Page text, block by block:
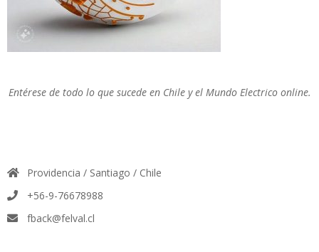
Entérese de todo lo que sucede en Chile y el Mundo Electrico online.
Providencia / Santiago / Chile
+56-9-76678988
fback@felval.cl